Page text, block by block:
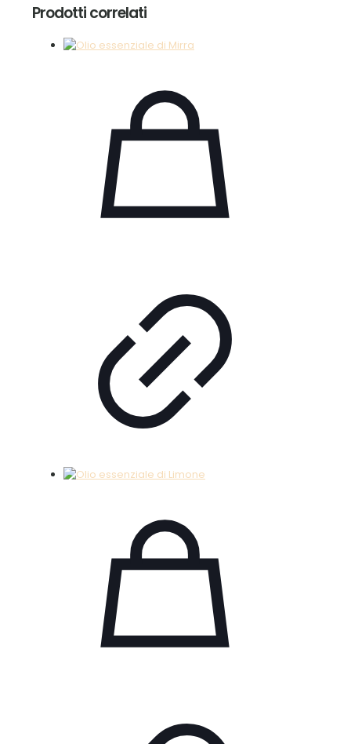
Ceylon
Prodotti correlati